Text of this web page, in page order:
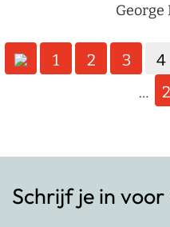
George
Berichten
1 2 3 4
…
Schrijf je in